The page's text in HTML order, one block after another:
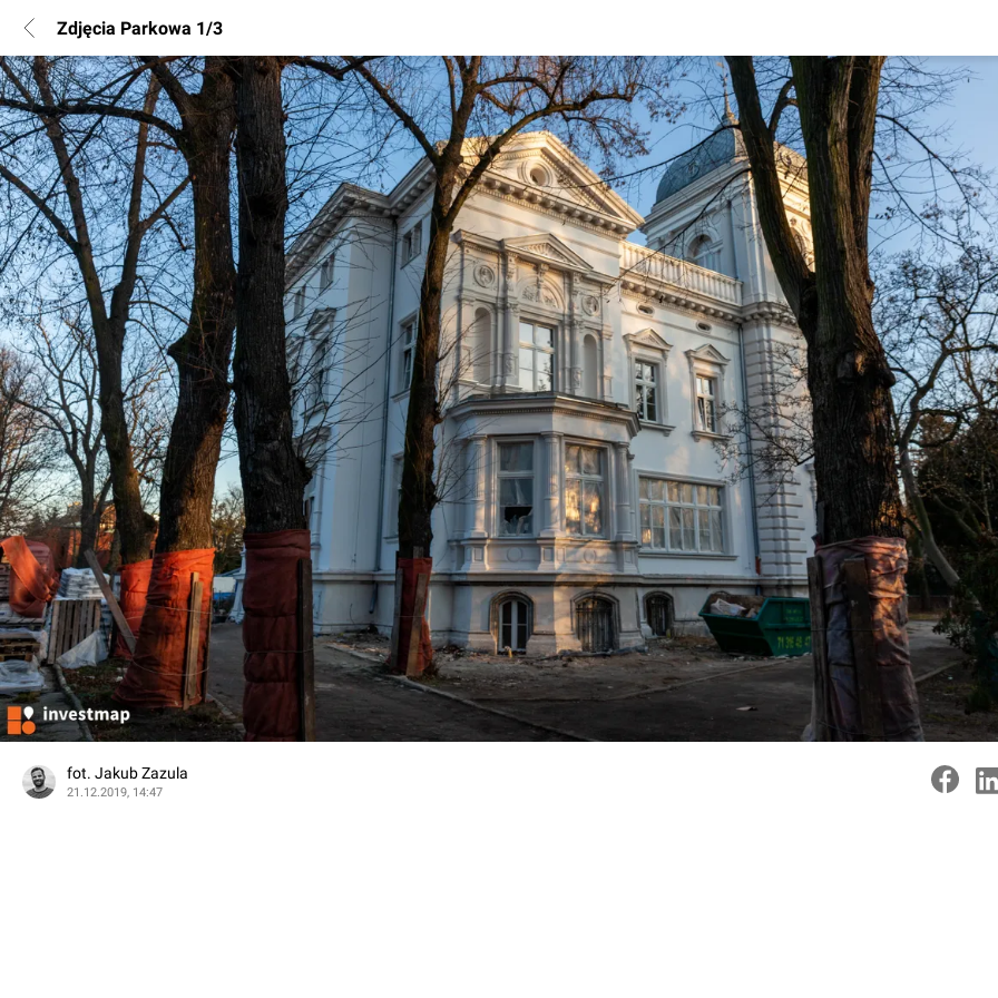
Rynek
POPULARNE REGIONY
Warszawa
Wrocław
Kraków
Poznań
Katowice
Lublin
Gdańsk
Szczecin
INFORMACJE
Regulamin
Polityka Prywatności
Kontakt
Marketing nieruchomości
Zdjęcia Parkowa 1/3
fot. Jakub Zazula
21.12.2019, 14:47